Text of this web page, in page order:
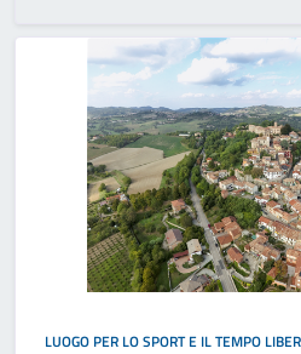
LUOGO PER LO SPORT E IL TEMPO